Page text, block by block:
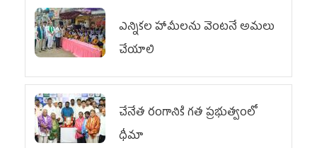
ఎన్నికల హామీలను వెంటనే అమలు
చేయాలి
చేనేత రంగానికి గత ప్రభుత్వంలో
ధీమా